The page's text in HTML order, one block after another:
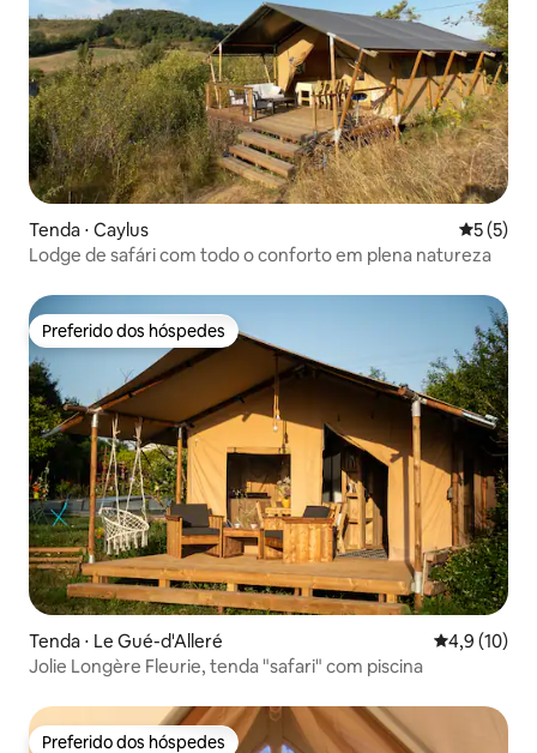
Tenda ⋅ Caylus 5 de
5 (5)
Lodge de safári com todo o conforto em plena natureza
Preferido dos hóspedes
Preferido dos hóspedes
Tenda ⋅ Le Gué-d'Alleré 4,9 de uma
4,9 (10)
Jolie Longère Fleurie, tenda "safari" com piscina
Preferido dos hóspedes